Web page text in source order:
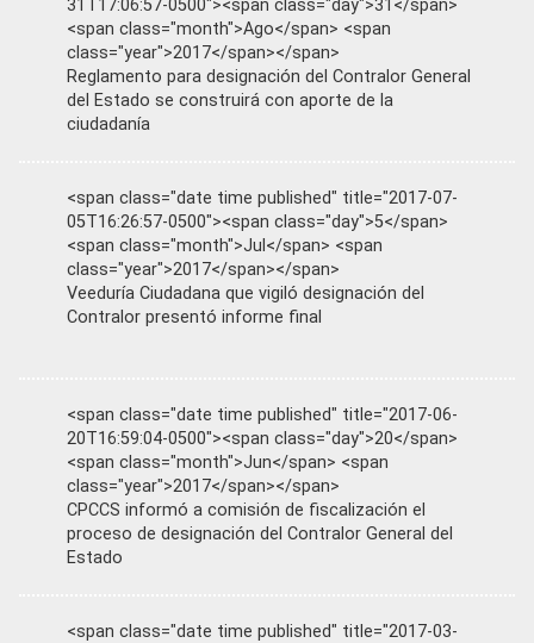
31T17:06:57-0500"><span class="day">31</span>
<span class="month">Ago</span> <span
class="year">2017</span></span>
Reglamento para designación del Contralor General
del Estado se construirá con aporte de la
ciudadanía
<span class="date time published" title="2017-07-
05T16:26:57-0500"><span class="day">5</span>
<span class="month">Jul</span> <span
class="year">2017</span></span>
Veeduría Ciudadana que vigiló designación del
Contralor presentó informe final
<span class="date time published" title="2017-06-
20T16:59:04-0500"><span class="day">20</span>
<span class="month">Jun</span> <span
class="year">2017</span></span>
CPCCS informó a comisión de fiscalización el
proceso de designación del Contralor General del
Estado
<span class="date time published" title="2017-03-